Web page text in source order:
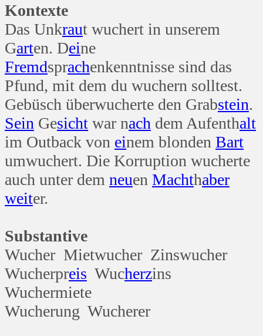
Kontexte
Das Unkraut wuchert in unserem
Garten. Deine
Fremdsprachenkenntnisse sind das
Pfund, mit dem du wuchern solltest.
Gebüsch überwucherte den Grabstein.
Sein Gesicht war nach dem Aufenthalt
im Outback von einem blonden Bart
umwuchert. Die Korruption wucherte
auch unter dem neuen Machthaber
weiter.
Substantive
Wucher Mietwucher Zinswucher
Wucherpreis Wucherzins
Wuchermiete
Wucherung Wucherer